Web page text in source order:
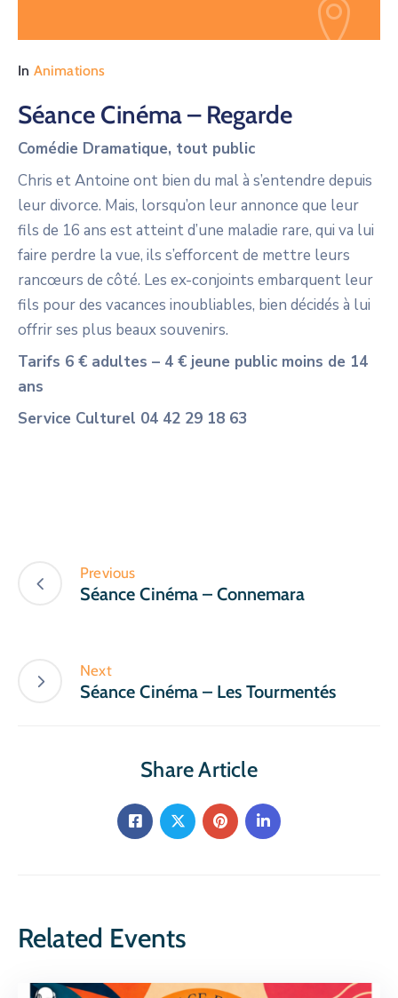
In Animations
Séance Cinéma – Regarde
Comédie Dramatique, tout public
Chris et Antoine ont bien du mal à s’entendre depuis
leur divorce. Mais, lorsqu’on leur annonce que leur
fils de 16 ans est atteint d’une maladie rare, qui va lui
faire perdre la vue, ils s’efforcent de mettre leurs
rancœurs de côté. Les ex-conjoints embarquent leur
fils pour des vacances inoubliables, bien décidés à lui
offrir ses plus beaux souvenirs.
Tarifs 6 € adultes – 4 € jeune public moins de 14
ans
Service Culturel 04 42 29 18 63
Previous
Séance Cinéma – Connemara
Next
Séance Cinéma – Les Tourmentés
Share Article
Related Events